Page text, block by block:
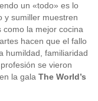
un «todo» es lo
y sumiller muestren
la mejor cocina
hacen que el fallo
humildad, familiaridad
se vieron
la gala The World’s